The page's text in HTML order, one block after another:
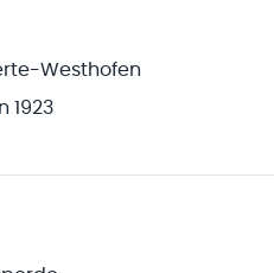
Westhofen
1923